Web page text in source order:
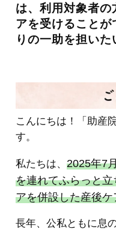
は、利用対象者
アを受けることが
りの一助を担いた
こんにちは！「助産
す。
私たちは、 2025年7
を連れてふらっと
アを併設した産後
長年、公私ともに息